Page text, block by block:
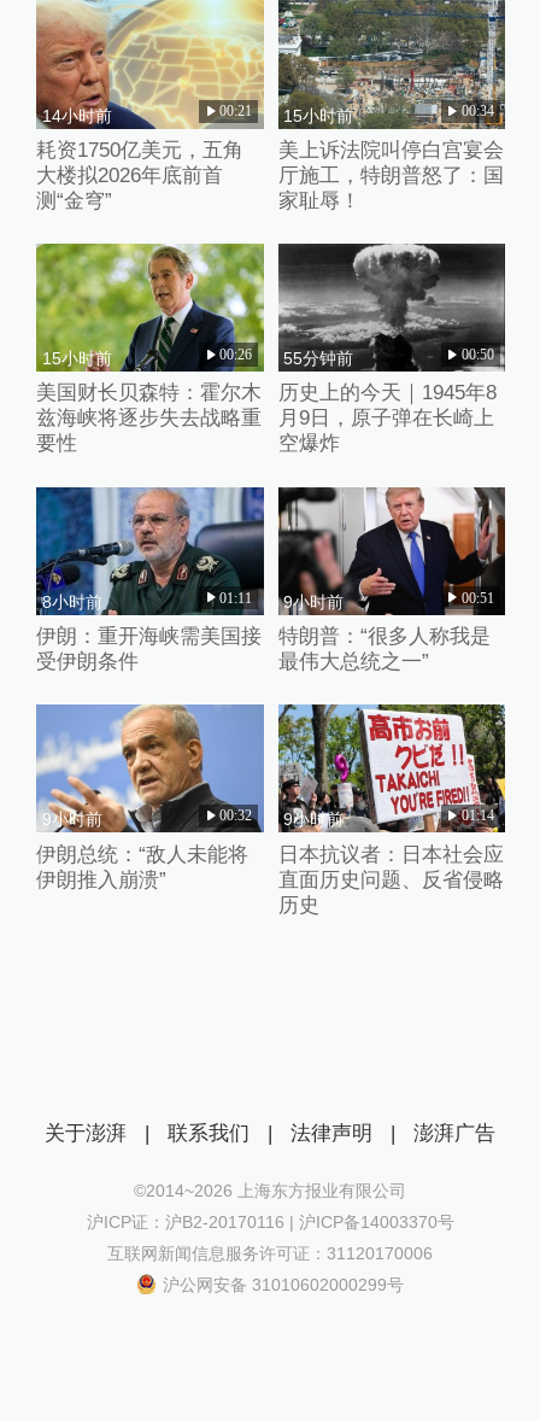
14小时前 00:21
耗资1750亿美元，五角
大楼拟2026年底前首
测“金穹”
15小时前 00:34
美上诉法院叫停白宫宴会
厅施工，特朗普怒了：国
家耻辱！
15小时前 00:26
美国财长贝森特：霍尔木
兹海峡将逐步失去战略重
要性
55分钟前 00:50
历史上的今天｜1945年8
月9日，原子弹在长崎上
空爆炸
8小时前 01:11
伊朗：重开海峡需美国接
受伊朗条件
9小时前 00:51
特朗普：“很多人称我是
最伟大总统之一”
9小时前 00:32
伊朗总统：“敌人未能将
伊朗推入崩溃”
9小时前 01:14
日本抗议者：日本社会应
直面历史问题、反省侵略
历史
关于澎湃 | 联系我们 | 法律声明 | 澎湃广告
©2014~2026 上海东方报业有限公司
沪ICP证：沪B2-20170116 | 沪ICP备14003370号
互联网新闻信息服务许可证：31120170006
沪公网安备 31010602000299号